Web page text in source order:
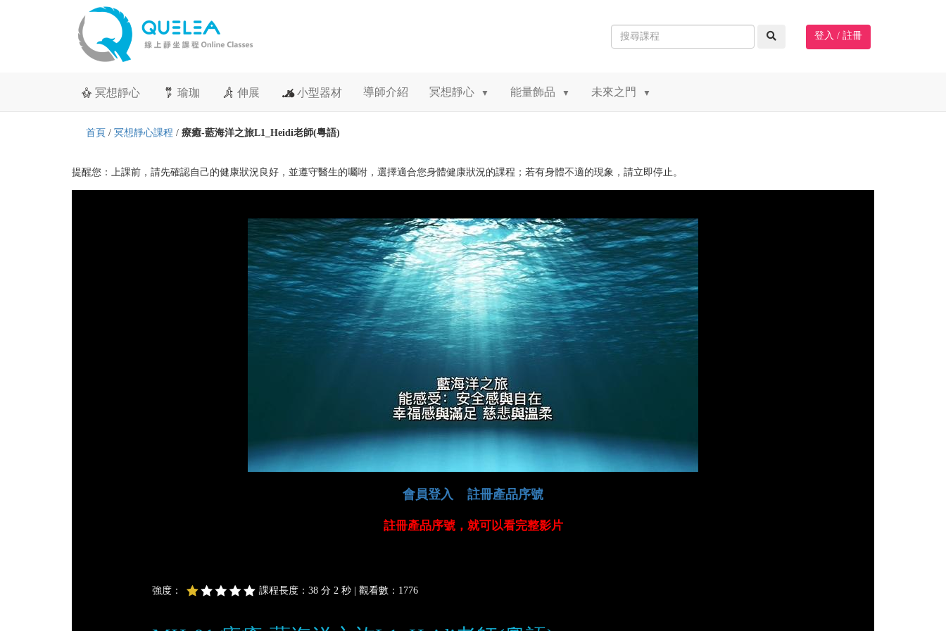
登入 / 註冊
冥想靜心 瑜珈 伸展 小型器材 導師介紹 冥想靜心 ▼ 能量飾品 ▼ 未來之門 ▼
首頁 / 冥想靜心課程 / 療癒-藍海洋之旅L1_Heidi老師(粵語)
提醒您：上課前，請先確認自己的健康狀況良好，並遵守醫生的囑咐，選擇適合您身體健康狀況的課程；若有身體不適的現象，請立即停止。
會員登入 註冊產品序號
註冊產品序號，就可以看完整影片
強度： 課程長度：38 分 2 秒 | 觀看數：1776